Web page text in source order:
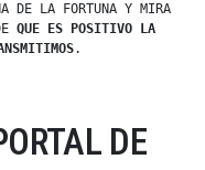
DE LA FORTUNA Y MIRA
QUE ES POSITIVO LA
.
DE